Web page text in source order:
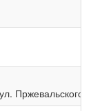
Пржевальского, 13